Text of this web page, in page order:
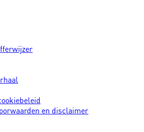
en disclaimer